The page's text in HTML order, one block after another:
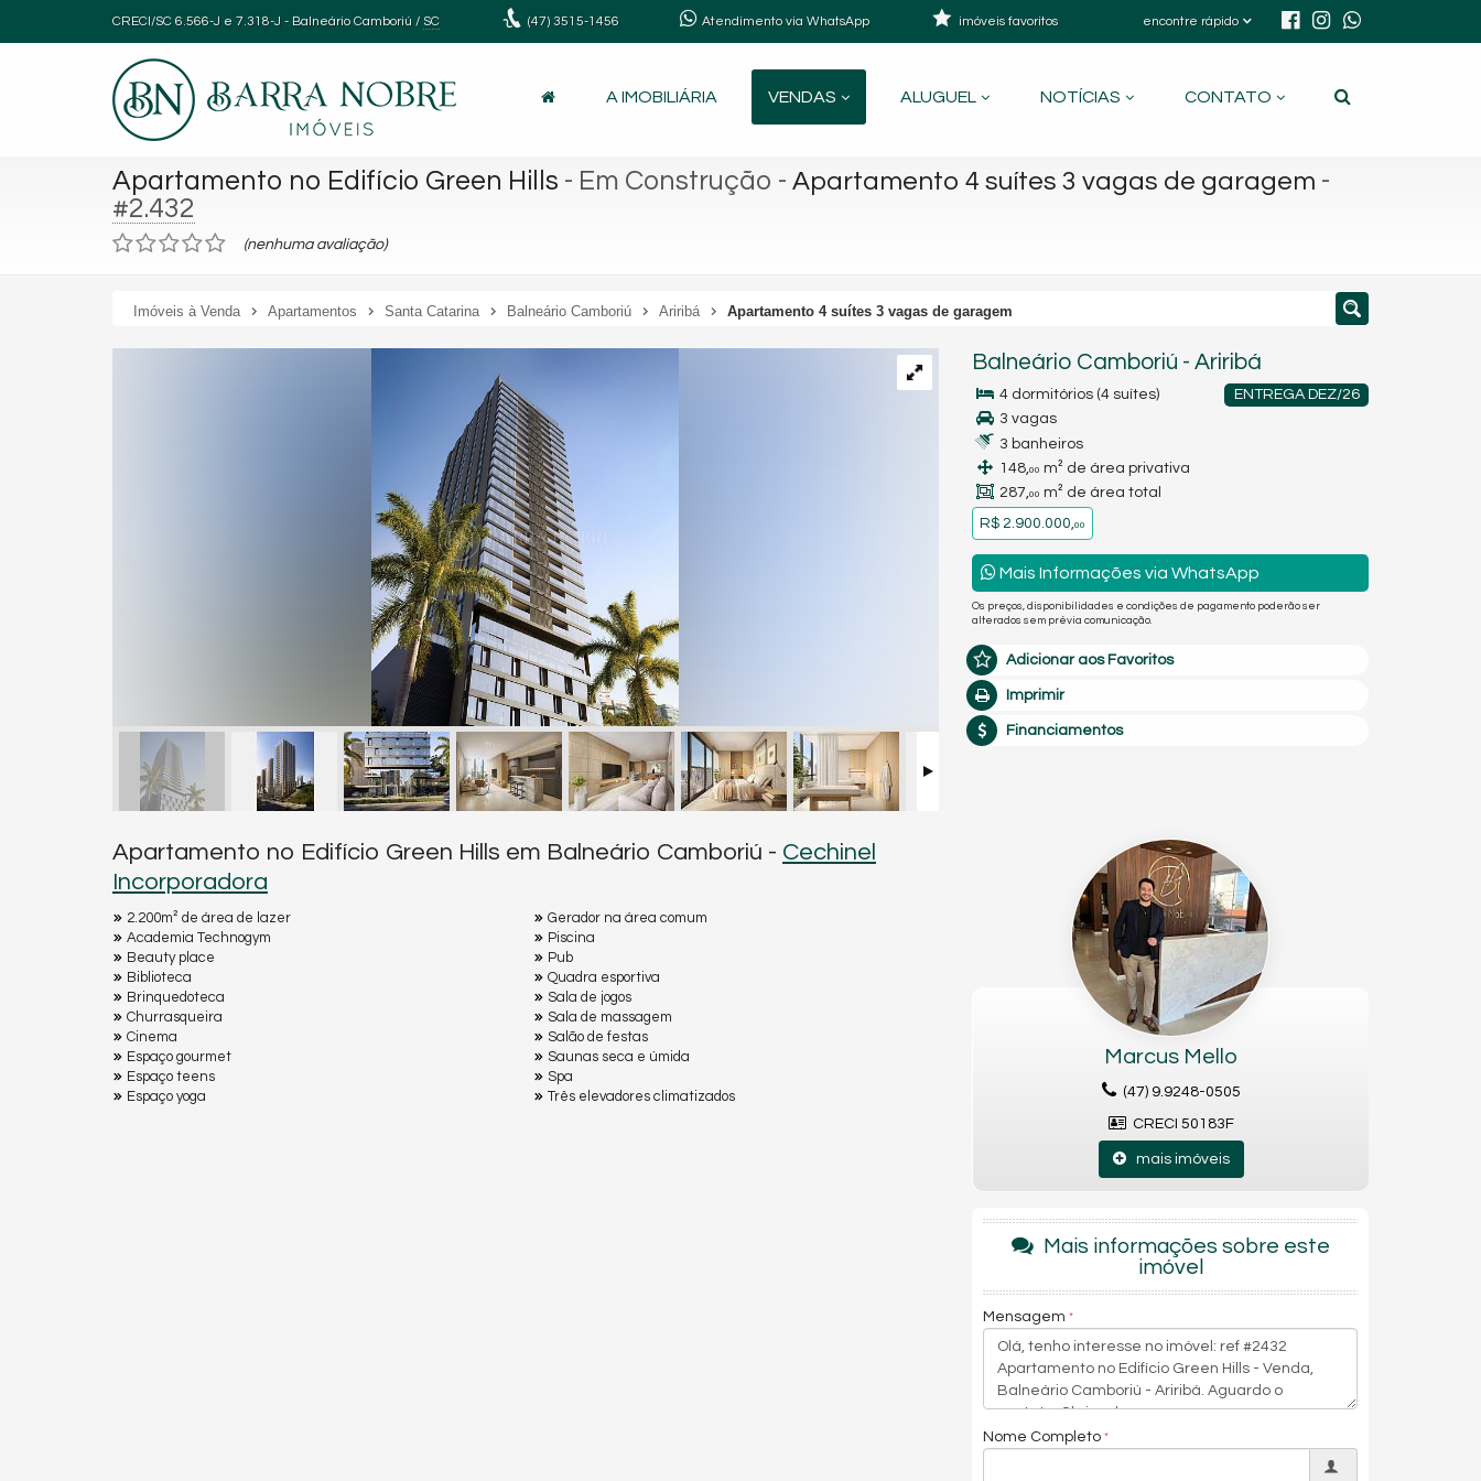
CRECI/SC 6.566-J e 7.318-J - Balneário Camboriú / SC (47)3515-1456 Atendimento via WhatsApp encontre rápido
imóveis favoritos
A IMOBILIÁRIA VENDAS ALUGUEL NOTÍCIAS CONTATO
Apartamento no Edifício Green Hills - Em Construção - Apartamento 4 suítes 3 vagas de garagem -
#2.432
(nenhuma avaliação)
Imóveis à Venda Apartamentos Santa Catarina Balneário Camboriú Ariribá Apartamento 4 suítes 3 vagas de garagem
Balneário Camboriú - Ariribá
ENTREGA DEZ/26
4 dormitórios (4 suítes)
3 vagas
3 banheiros
148,00 m² de área privativa
287,00 m² de área total
R$ 2.900.000,00
Mais Informações via WhatsApp
Os preços, disponibilidades e condições de pagamento poderão ser
alterados sem prévia comunicação.
Adicionar aos Favoritos
Imprimir
Financiamentos
Apartamento no Edifício Green Hills em Balneário Camboriú - Cechinel
Incorporadora
2.200m² de área de lazer
Academia Technogym
Beauty place
Biblioteca
Brinquedoteca
Churrasqueira
Cinema
Espaço gourmet
Espaço teens
Espaço yoga
Gerador na área comum
Piscina
Pub
Quadra esportiva
Sala de jogos
Sala de massagem
Salão de festas
Saunas seca e úmida
Spa
Três elevadores climatizados
Marcus Mello
(47) 9.9248-0505
CRECI 50183F
mais imóveis
Mais informações sobre este
imóvel
Mensagem
Nome Completo